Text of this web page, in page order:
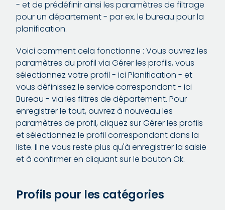
- et de prédéfinir ainsi les paramètres de filtrage
pour un département - par ex. le bureau pour la
planification.
Voici comment cela fonctionne : Vous ouvrez les
paramètres du profil via Gérer les profils, vous
sélectionnez votre profil - ici Planification - et
vous définissez le service correspondant - ici
Bureau - via les filtres de département. Pour
enregistrer le tout, ouvrez à nouveau les
paramètres de profil, cliquez sur Gérer les profils
et sélectionnez le profil correspondant dans la
liste. Il ne vous reste plus qu'à enregistrer la saisie
et à confirmer en cliquant sur le bouton Ok.
Profils pour les catégories